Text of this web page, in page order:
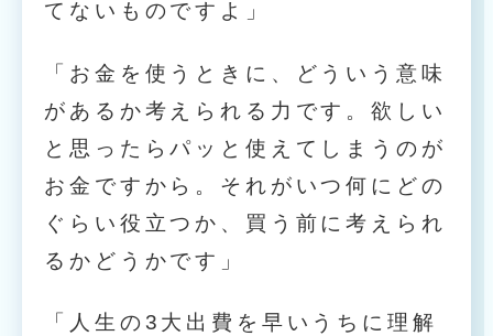
てないものですよ」
「お金を使うときに、どういう意味
があるか考えられる力です。欲しい
と思ったらパッと使えてしまうのが
お金ですから。それがいつ何にどの
ぐらい役立つか、買う前に考えられ
るかどうかです」
「人生の3大出費を早いうちに理解